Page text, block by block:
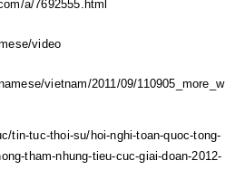
a/7692555.html
video
vietnam/2011/09/110905_more_w
tin-tuc-thoi-su/hoi-nghi-toan-quoc-tong-
tham-nhung-tieu-cuc-giai-doan-2012-